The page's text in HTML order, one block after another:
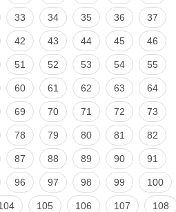
33 34 35 36 37
42 43 44 45 46
51 52 53 54 55
60 61 62 63 64
69 70 71 72 73
78 79 80 81 82
87 88 89 90 91
96 97 98 99 100
105 106 107 108